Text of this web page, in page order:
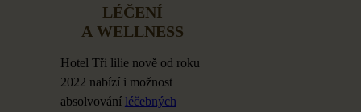
LÉČENÍ
A WELLNESS
Hotel Tři lilie nově od roku
2022 nabízí i možnost
absolvování léčebných